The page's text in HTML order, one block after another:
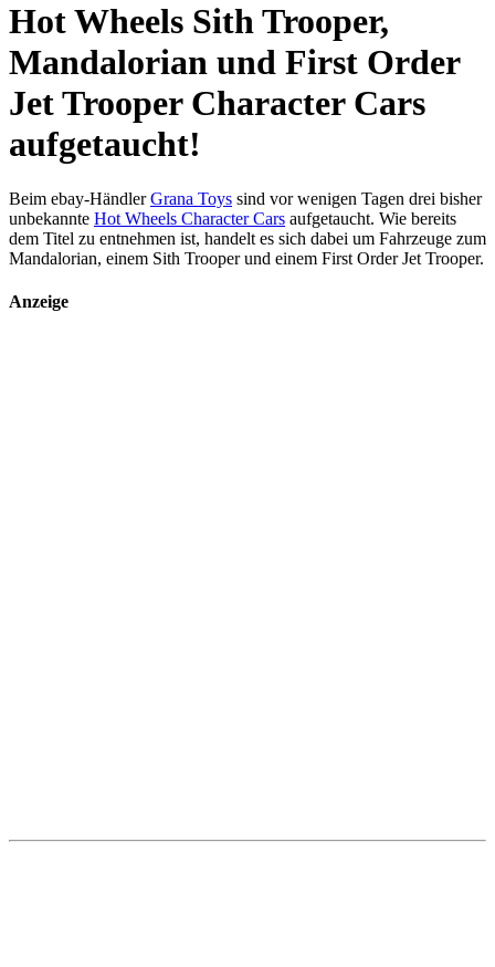
Hot Wheels Sith Trooper,
Mandalorian und First Order
Jet Trooper Character Cars
aufgetaucht!
Beim ebay-HändlerGrana Toys sind vor wenigen Tagen drei bisher
unbekannte Hot Wheels Character Cars aufgetaucht. Wie bereits
dem Titel zu entnehmen ist, handelt es sich dabei um Fahrzeuge zum
Mandalorian, einem Sith Trooper und einem First Order Jet Trooper.
Anzeige